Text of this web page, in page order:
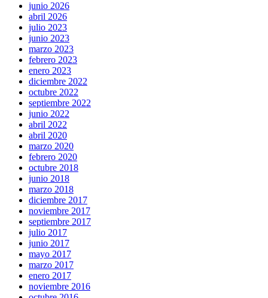
junio 2026
abril 2026
julio 2023
junio 2023
marzo 2023
febrero 2023
enero 2023
diciembre 2022
octubre 2022
septiembre 2022
junio 2022
abril 2022
abril 2020
marzo 2020
febrero 2020
octubre 2018
junio 2018
marzo 2018
diciembre 2017
noviembre 2017
septiembre 2017
julio 2017
junio 2017
mayo 2017
marzo 2017
enero 2017
noviembre 2016